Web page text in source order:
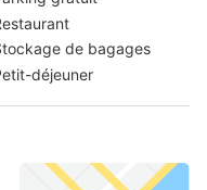
de bagages
déjeuner